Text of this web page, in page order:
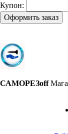
Купон:
Оформить заказ
САМОРЕЗoff